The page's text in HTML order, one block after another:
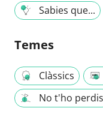
Sabies que...
Temes
Clàssics
No t'ho